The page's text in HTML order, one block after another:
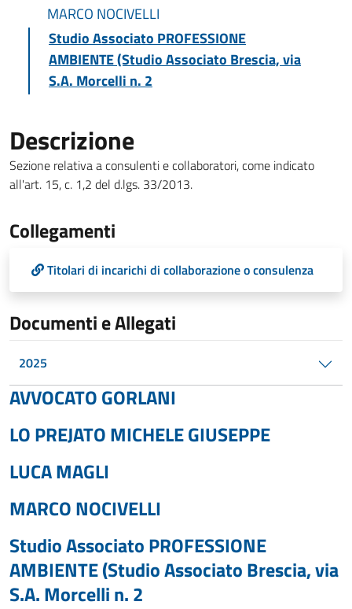
MARCO NOCIVELLI
Studio Associato PROFESSIONE
AMBIENTE (Studio Associato Brescia, via
S.A. Morcelli n. 2
Descrizione
Sezione relativa a consulenti e collaboratori, come indicato
all'art. 15, c. 1,2 del d.lgs. 33/2013.
Collegamenti
Titolari di incarichi di collaborazione o consulenza
Documenti e Allegati
2025
AVVOCATO GORLANI
LO PREJATO MICHELE GIUSEPPE
LUCA MAGLI
MARCO NOCIVELLI
Studio Associato PROFESSIONE
AMBIENTE (Studio Associato Brescia, via
S.A. Morcelli n. 2